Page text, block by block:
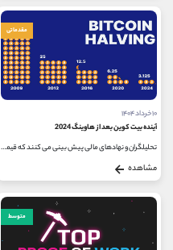
مقدماتی
۱۰ خرداد ۱۴۰۴
آینده بیت کوین بعد از هاوینگ 2024
تحلیلگران و نهادهای مالی پیش ‌بینی می کنند که قیمت بیت‌ کوین پس از هاوینگ 2024 (فروردین 1403) در بازه 100,000 تا 250,000 دلار قرار...
مشاهده
متوسط